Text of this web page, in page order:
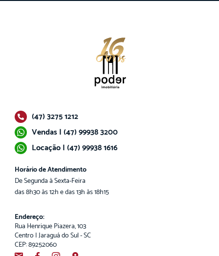
(47) 3275 1212
Vendas | (47) 99938 3200
Locação | (47) 99938 1616
Horário de Atendimento
De Segunda à Sexta-Feira
das 8h30 às 12h e das 13h às 18h15
Endereço:
Rua Henrique Piazera, 103
Centro | Jaraguá do Sul - SC
CEP: 89252060